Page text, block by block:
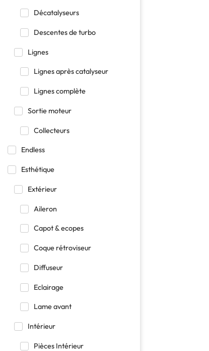
Décatalyseurs
Descentes de turbo
Lignes
Lignes après catalyseur
Lignes complète
Sortie moteur
Collecteurs
Endless
Esthétique
Extérieur
Aileron
Capot & ecopes
Coque rétroviseur
Diffuseur
Eclairage
Lame avant
Intérieur
Pièces Intérieur